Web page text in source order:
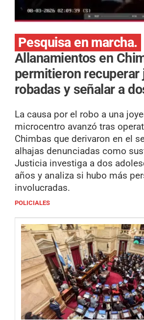
Pesquisa en marcha.
Allanamientos en
permitieron recuperar
robadas y señalar a
La causa por el robo a una
microcentro avanzó tras
Chimbas que derivaron en el
alhajas denunciadas como
Justicia investiga a dos
años y analiza si hubo más
involucradas.
POLICIALES